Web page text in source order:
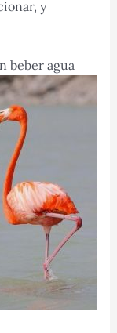
y
beber agua